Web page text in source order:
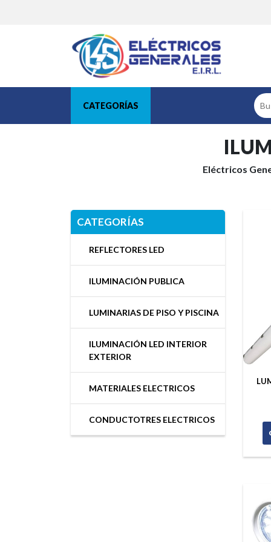
CATEGORÍAS
Eléctricos
CATEGORÍAS
REFLECTORES LED
ILUMINACIÓN PUBLICA
LUMINARIAS DE PISO Y PISCINA
ILUMINACIÓN LED INTERIOR
EXTERIOR
MATERIALES ELECTRICOS
CONDUCTOTRES ELECTRICOS